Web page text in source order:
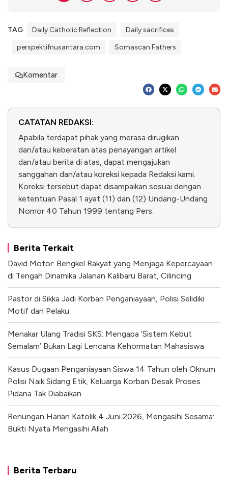
TAG Daily Catholic Reflection
Daily sacrifices
perspektifnusantara.com
Somascan Fathers
Komentar
CATATAN REDAKSI:
Apabila terdapat pihak yang merasa dirugikan
dan/atau keberatan atas penayangan artikel
dan/atau berita di atas, dapat mengajukan
sanggahan dan/atau koreksi kepada Redaksi kami.
Koreksi tersebut dapat disampaikan sesuai dengan
ketentuan Pasal 1 ayat (11) dan (12) Undang-Undang
Nomor 40 Tahun 1999 tentang Pers.
Berita Terkait
David Motor: Bengkel Rakyat yang Menjaga Kepercayaan
di Tengah Dinamika Jalanan Kalibaru Barat, Cilincing
Pastor di Sikka Jadi Korban Penganiayaan, Polisi Selidiki
Motif dan Pelaku
Menakar Ulang Tradisi SKS: Mengapa ‘Sistem Kebut
Semalam’ Bukan Lagi Lencana Kehormatan Mahasiswa
Kasus Dugaan Penganiayaan Siswa 14 Tahun oleh Oknum
Polisi Naik Sidang Etik, Keluarga Korban Desak Proses
Pidana Tak Diabaikan
Renungan Harian Katolik 4 Juni 2026, Mengasihi Sesama:
Bukti Nyata Mengasihi Allah
Berita Terbaru